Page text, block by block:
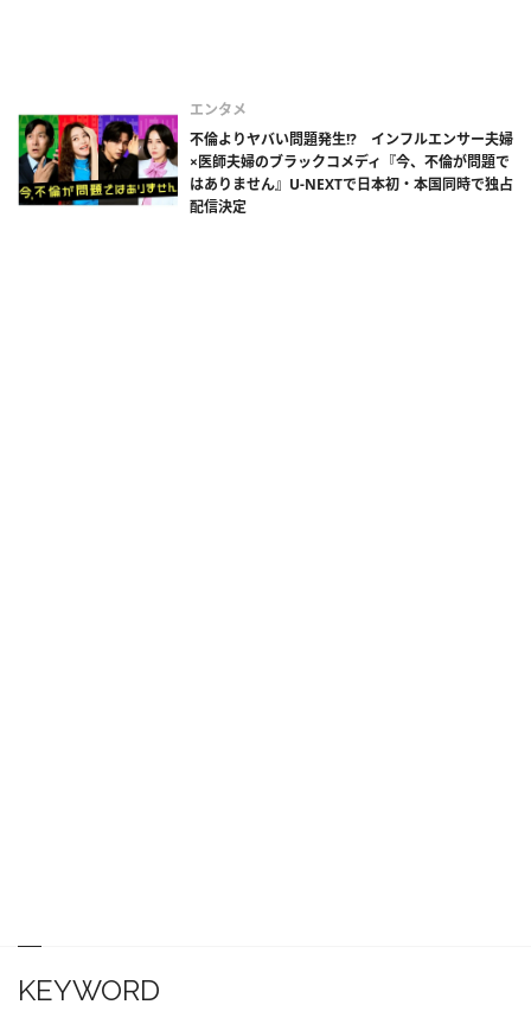
エンタメ
不倫よりヤバい問題発生!? インフルエンサー夫婦
×医師夫婦のブラックコメディ『今、不倫が問題で
はありません』U-NEXTで日本初・本国同時で独占
配信決定
KEYWORD